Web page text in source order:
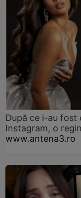
După ce i-au fost
Instagram, o
www.antena3.ro